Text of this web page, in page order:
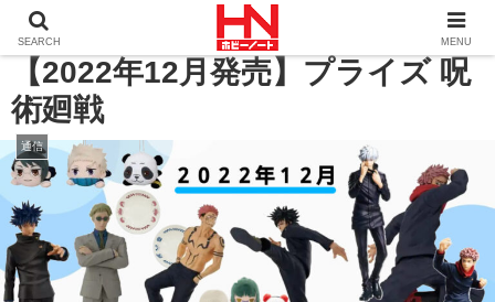
ホーム 【2022年12月発売】プライズ 呪術廻戦
【2022年12月発売】プライズ 呪
術廻戦
通信
SEARCH MENU